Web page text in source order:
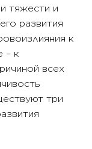
тяжести и
развития
к
– к
всех
три